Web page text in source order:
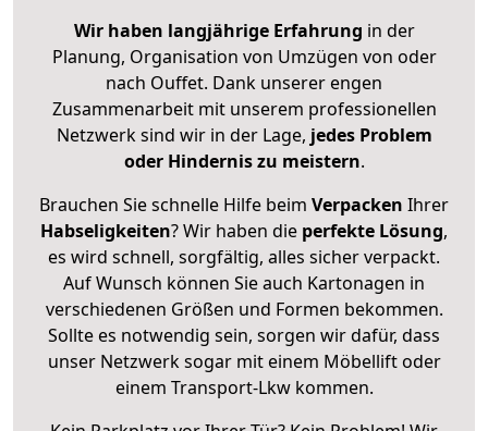
Wir haben langjährige Erfahrung in der
Planung, Organisation von Umzügen von oder
nach Ouffet. Dank unserer engen
Zusammenarbeit mit unserem professionellen
Netzwerk sind wir in der Lage, jedes Problem
oder Hindernis zu meistern.
Brauchen Sie schnelle Hilfe beim Verpacken Ihrer
Habseligkeiten? Wir haben die perfekte Lösung,
es wird schnell, sorgfältig, alles sicher verpackt.
Auf Wunsch können Sie auch Kartonagen in
verschiedenen Größen und Formen bekommen.
Sollte es notwendig sein, sorgen wir dafür, dass
unser Netzwerk sogar mit einem Möbellift oder
einem Transport-Lkw kommen.